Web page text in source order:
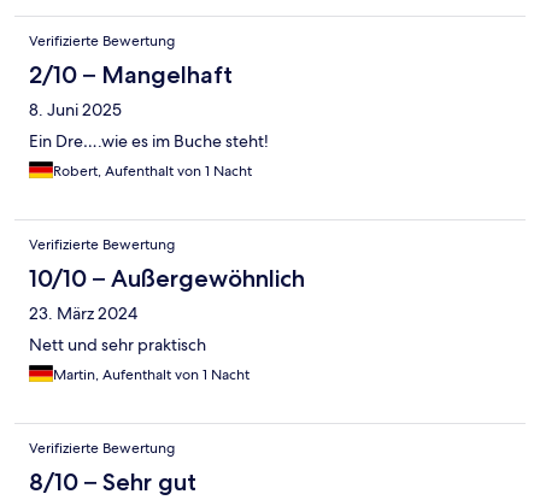
Verifizierte Bewertung
2/10 – Mangelhaft
8. Juni 2025
Ein Dre….wie es im Buche steht!
Robert, Aufenthalt von 1 Nacht
Verifizierte Bewertung
10/10 – Außergewöhnlich
23. März 2024
Nett und sehr praktisch
Martin, Aufenthalt von 1 Nacht
Verifizierte Bewertung
8/10 – Sehr gut